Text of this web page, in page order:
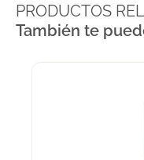
PRODUCTOS
También te